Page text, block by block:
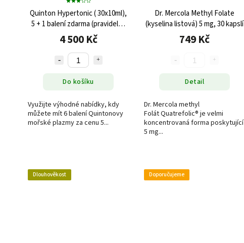
Quinton Hypertonic ( 30x10ml),
5 + 1 balení zdarma (pravidelný
odběr-
leden,duben,červenec,říjen)
4 500 Kč
Do košíku
Využijte výhodné nabídky, kdy
můžete mít 6 balení Quintonovy
mořské plazmy za cenu 5...
Dr. Mercola Methyl Folate
(kyselina listová) 5 mg, 30 kapslí
749 Kč
Detail
Dr. Mercola methyl
Folát Quatrefolic® je velmi
koncentrovaná forma poskytující
5 mg...
Dlouhověkost Doporučujeme